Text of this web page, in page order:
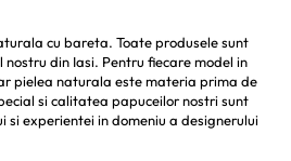
cu bareta. Toate produsele sunt
din Iasi. Pentru fiecare model in
pielea naturala este materia prima de
si calitatea papuceilor nostri sunt
experientei in domeniu a designerului